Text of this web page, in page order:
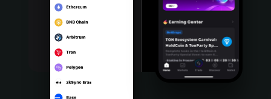
Português (Portugal)
Bahasa Indonesia